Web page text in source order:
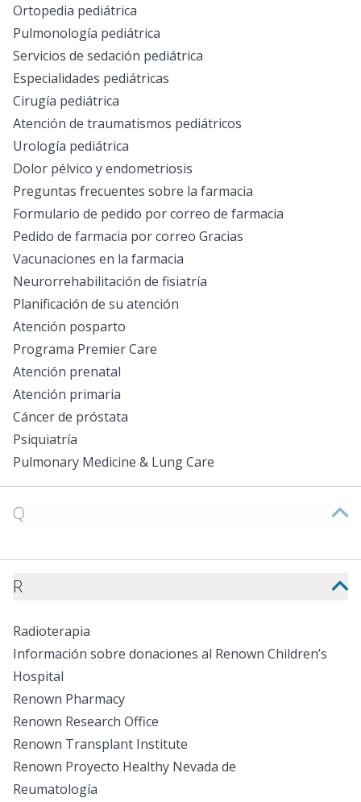
Ortopedia pediátrica
Pulmonología pediátrica
Servicios de sedación pediátrica
Especialidades pediátricas
Cirugía pediátrica
Atención de traumatismos pediátricos
Urología pediátrica
Dolor pélvico y endometriosis
Preguntas frecuentes sobre la farmacia
Formulario de pedido por correo de farmacia
Pedido de farmacia por correo Gracias
Vacunaciones en la farmacia
Neurorrehabilitación de fisiatría
Planificación de su atención
Atención posparto
Programa Premier Care
Atención prenatal
Atención primaria
Cáncer de próstata
Psiquiatría
Pulmonary Medicine & Lung Care
Q
R
Radioterapia
Información sobre donaciones al Renown Children’s
Hospital
Renown Pharmacy
Renown Research Office
Renown Transplant Institute
Renown Proyecto Healthy Nevada de
Reumatología